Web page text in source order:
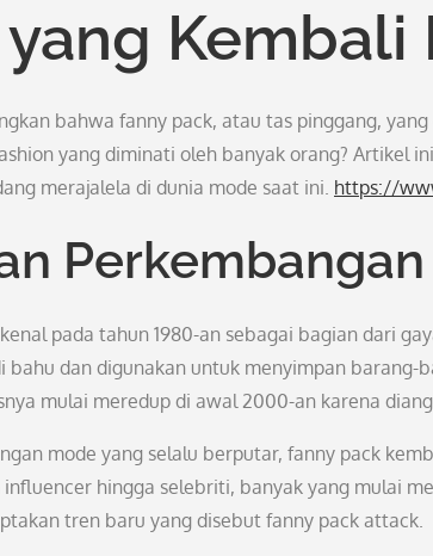
yang Kembali
bahwa fanny pack, atau tas pinggang,
yang diminati oleh banyak orang? Artikel
merajalela di dunia mode saat ini. https://
pada tahun 1980-an sebagai bagian dari
bahu dan digunakan untuk menyimpan barang-
mulai meredup di awal 2000-an karena
mode yang selalu berputar, fanny pack
hingga selebriti, banyak yang mulai
tren baru yang disebut fanny pack attack.